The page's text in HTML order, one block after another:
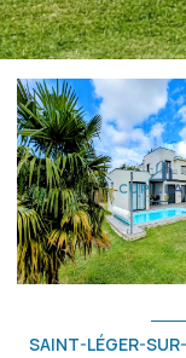
SAINT-LÉGER-